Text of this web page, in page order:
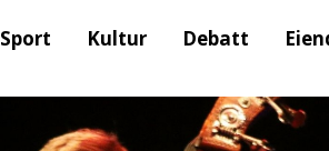
Sport Kultur Debatt